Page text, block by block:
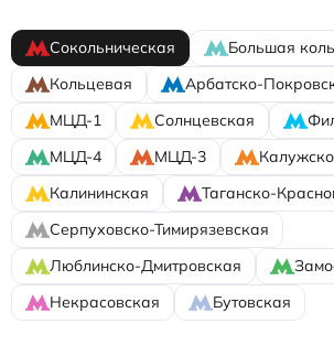
Сокольническая
Большая
Кольцевая
Арбатско-
МЦД-1
Солнцевская
МЦД-4
МЦД-3
Калининская
Таганско-
Серпуховско-Тимирязевская
Люблинско-Дмитровская
Некрасовская
Бутовская